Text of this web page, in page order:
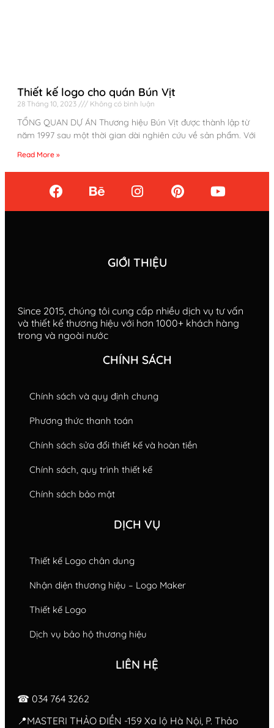
Thiết kế logo cho quán Bún Vịt
28 Tháng 10, 2023 Không có bình luận
TỔNG QUAN DỰ ÁN Thương hiệu Bún Vịt được thành lập từ
năm 1997 sau một thời gian dài nghiên cứu về sản phẩm. Với
Read More »
GIỚI THIỆU
Since 2015, chúng tôi cung cấp nhiều dịch vụ tư vấn
và thiết kế thương hiệu với hơn 1000+ khách hàng
trong và ngoài nước
CHÍNH SÁCH
Chính sách và quy định chung
Phương thức thanh toán
Chính sách sửa đổi thiết kế và hoàn tiền
Chính sách, quy trình thiết kế
Chính sách bảo mật
DỊCH VỤ
Thiết kế Logo chân dung
Nhận diện thương hiệu – Logo Maker
Thiết kế Logo
Dịch vụ bảo hộ thương hiệu
LIÊN HỆ
☎ 034 764 3262
📍MASTERI THẢO ĐIỀN -159 Xa lộ Hà Nội, P. Thảo